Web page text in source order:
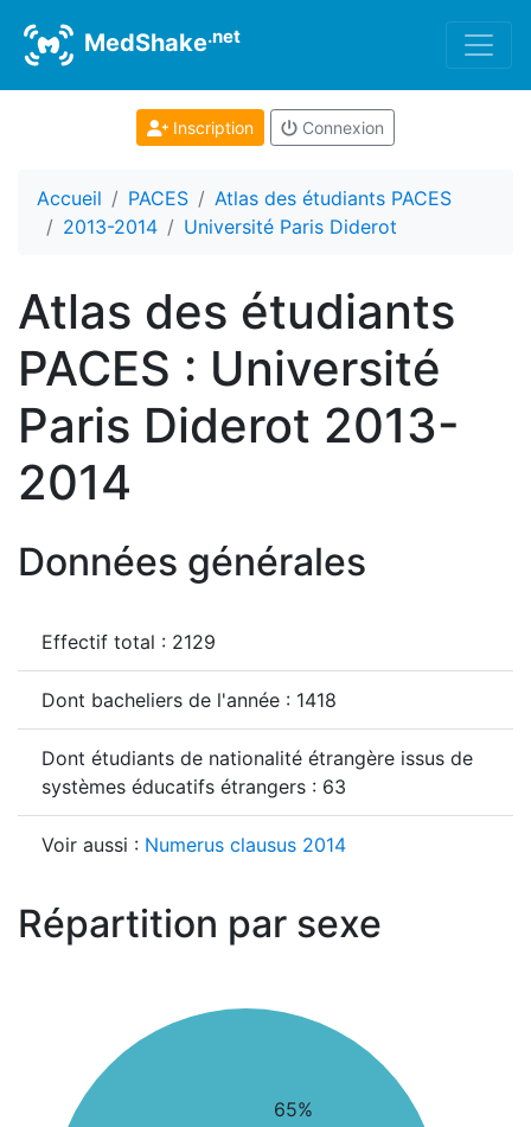
MedShake.net
Inscription Connexion
Accueil PACES
Atlas des étudiants PACES
2013-2014
Université Paris Diderot
Atlas des étudiants
PACES : Université
Paris Diderot 2013-
2014
Données générales
Effectif total : 2129
Dont bacheliers de l'année : 1418
Dont étudiants de nationalité étrangère issus de
systèmes éducatifs étrangers : 63
Voir aussi : Numerus clausus 2014
Répartition par sexe
65%